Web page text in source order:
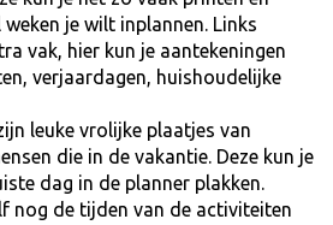
je wilt inplannen. Links
vak, hier kun je aantekeningen
verjaardagen, huishoudelijke
leuke vrolijke plaatjes van
die in de vakantie. Deze kun je
dag in de planner plakken.
nog de tijden van de activiteiten